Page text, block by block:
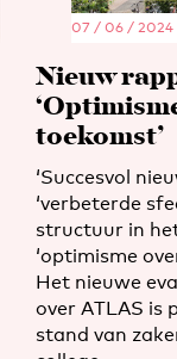
07 / 06 / 2024
Nieuw
toekomst’
‘Succesvol
‘verbeterde
structuur in
‘optimisme
Het nieuwe
over ATLAS is
stand van